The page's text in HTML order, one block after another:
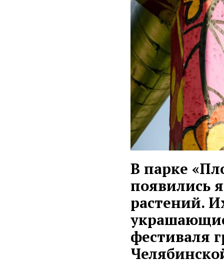
В парке
появились
растений.
фестиваля